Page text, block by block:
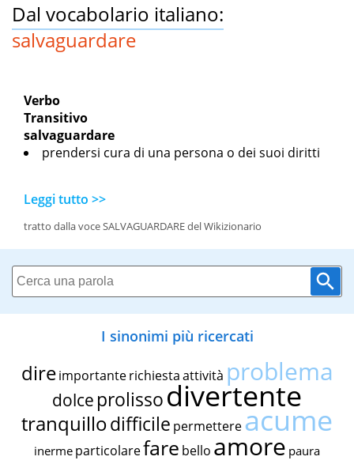
Dal vocabolario italiano:
salvaguardare
Verbo
Transitivo
salvaguardare
prendersi cura di una persona o dei suoi diritti
Leggi tutto >>
tratto dalla voce SALVAGUARDARE del Wikizionario
I sinonimi più ricercati
dire importante richiestaattività problema
dolce prolissodivertente
tranquillodifficile permettereacume
inerme particolarefare bello amore paura